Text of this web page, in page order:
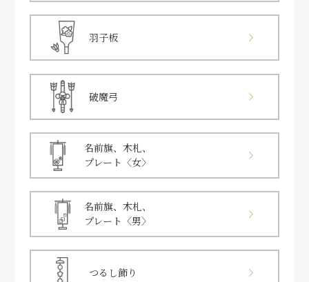
羽子板
破魔弓
名前旗、木札、
プレート〈女〉
名前旗、木札、
プレート〈男〉
つるし飾り